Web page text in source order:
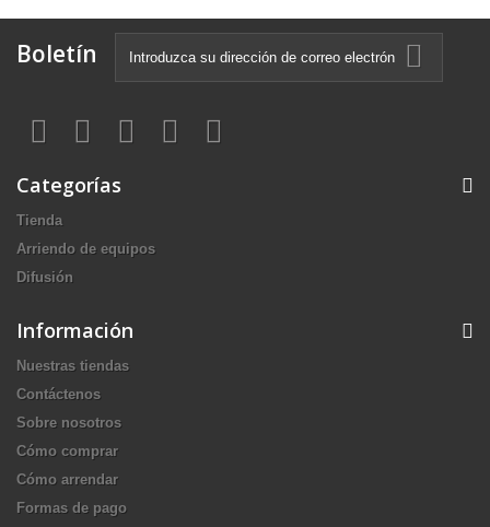
Boletín
Categorías
Tienda
Arriendo de equipos
Difusión
Información
Nuestras tiendas
Contáctenos
Sobre nosotros
Cómo comprar
Cómo arrendar
Formas de pago